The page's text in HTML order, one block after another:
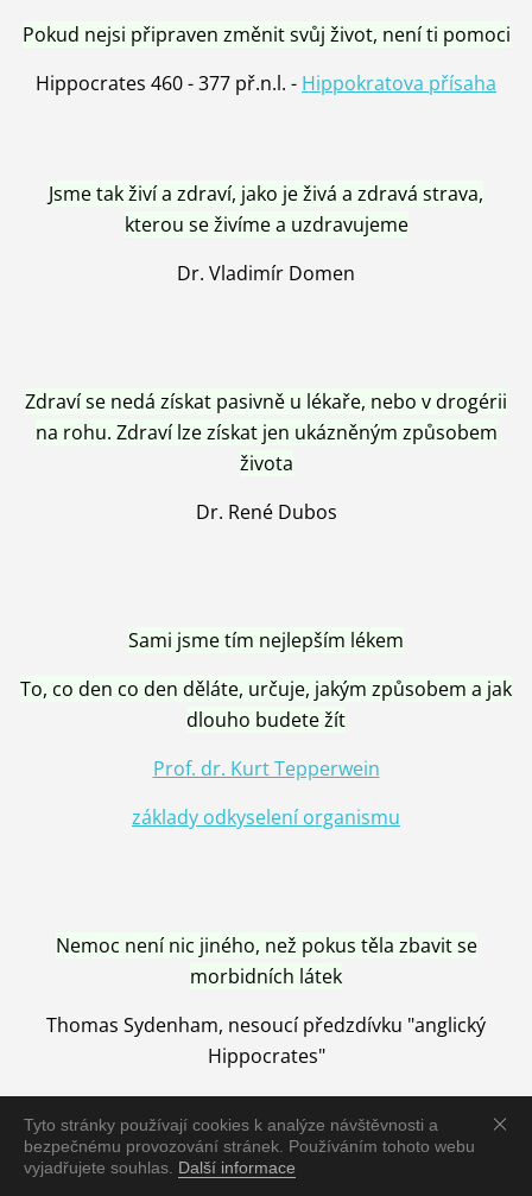
Tyto stránky používají cookies k analýze návštěvnosti a
bezpečnému provozování stránek. Používáním tohoto webu
vyjadřujete souhlas. Další informace
Pokud nejsi připraven změnit svůj život, není ti pomoci
Hippocrates 460 - 377 př.n.l. - Hippokratova přísaha
Jsme tak živí a zdraví, jako je živá a zdravá strava,
kterou se živíme a uzdravujeme
Dr. Vladimír Domen
Zdraví se nedá získat pasivně u lékaře, nebo v drogérii
na rohu. Zdraví lze získat jen ukázněným způsobem
života
Dr. René Dubos
Sami jsme tím nejlepším lékem
To, co den co den děláte, určuje, jakým způsobem a jak
dlouho budete žít
Prof. dr. Kurt Tepperwein
základy odkyselení organismu
Nemoc není nic jiného, než pokus těla zbavit se
morbidních látek
Thomas Sydenham, nesoucí předzdívku "anglický
Hippocrates"
Nemoc je vyléčena jen pomocí Přírody, neutralizací a